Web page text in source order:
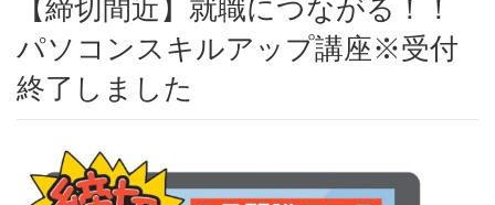
【締切間近】就職につながる！！
パソコンスキルアップ講座※受付
終了しました